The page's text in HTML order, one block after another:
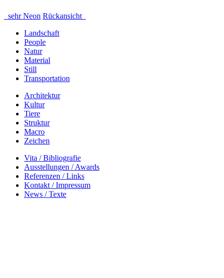
sehr Neon Rückansicht
Landschaft
People
Natur
Material
Still
Transportation
Architektur
Kultur
Tiere
Struktur
Macro
Zeichen
Vita / Bibliografie
Ausstellungen / Awards
Referenzen / Links
Kontakt / Impressum
News / Texte